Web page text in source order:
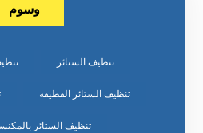
وسوم
تنظيف الستائر
تنظيف الستائر القطيفه
تنظيف الستائر